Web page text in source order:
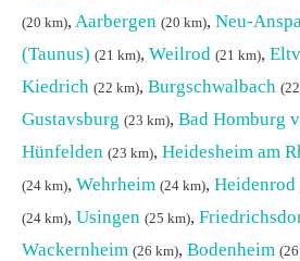
(20 km), Aarbergen (20 km), Neu-
(Taunus) (21 km), Weilrod (21 km),
Kiedrich (22 km), Burgschwalbach
Gustavsburg (23 km), Bad Homburg
Hünfelden (23 km), Heidesheim am
(24 km), Wehrheim (24 km), Heidenrod
(24 km), Usingen (25 km),
Wackernheim (26 km), Bodenheim